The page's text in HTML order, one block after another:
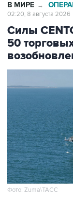
В МИРЕ →
02:20, 8 августа 2026
Силы
50
Фото: Zuma\ТАСС